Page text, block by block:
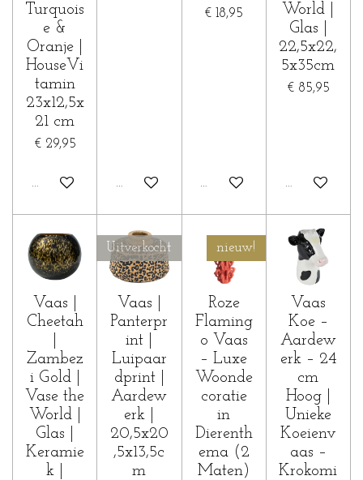
Turquois
e &
Oranje |
HouseVi
tamin
23x12,5x
21 cm
€ 29,95
In winkelwagenIn winkelwagen
€ 18,95
In winkelwagen
World |
Glas |
22,5x22,
5x35cm
€ 85,95
In
Vaas |
Cheetah
Zambez
i Gold |
Vase the
World |
Glas |
Keramie
k |
Uitverkocht
Vaas |
Panterpr
int |
Luipaar
dprint |
Aardew
erk |
20,5x20
,5x13,5c
m
nieuw!
Roze
Flaming
o Vaas
– Luxe
Woonde
coratie
in
Dierenth
ema (2
Maten)
Vaas
Koe –
Aardew
erk – 24
cm
Hoog |
Unieke
Koeienv
aas –
Krokomi